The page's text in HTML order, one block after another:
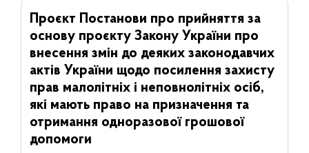
Проєкт Постанови про прийняття за
основу проєкту Закону України про
внесення змін до деяких законодавчих
актів України щодо посилення захисту
прав малолітніх і неповнолітніх осіб,
які мають право на призначення та
отримання одноразової грошової
допомоги